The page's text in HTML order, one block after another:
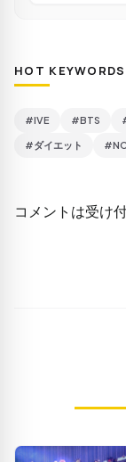
HOT KEYWORDS
#IVE #BTS
#ダイエット
コメントは受け